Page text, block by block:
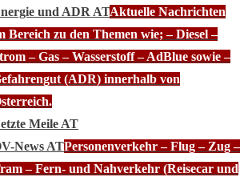
und ADR ATAktuelle Nachrichten
Bereich zu den Themen wie; – Diesel –
– Gas – Wasserstoff – AdBlue sowie –
(ADR) innerhalb von
Meile AT
News ATPersonenverkehr – Flug – Zug –
– Fern- und Nahverkehr (Reisecar und